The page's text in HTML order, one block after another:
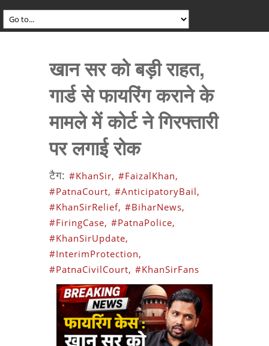
खान सर को बड़ी राहत,
गार्ड से फायरिंग कराने के
मामले में कोर्ट ने गिरफ्तारी
पर लगाई रोक
टैग: #KhanSir, #FaizalKhan,
#PatnaCourt, #AnticipatoryBail,
#KhanSirRelief, #BiharNews,
#FiringCase, #PatnaPolice,
#KhanSirUpdate,
#InterimProtection,
#PatnaCivilCourt, #KhanSirFans